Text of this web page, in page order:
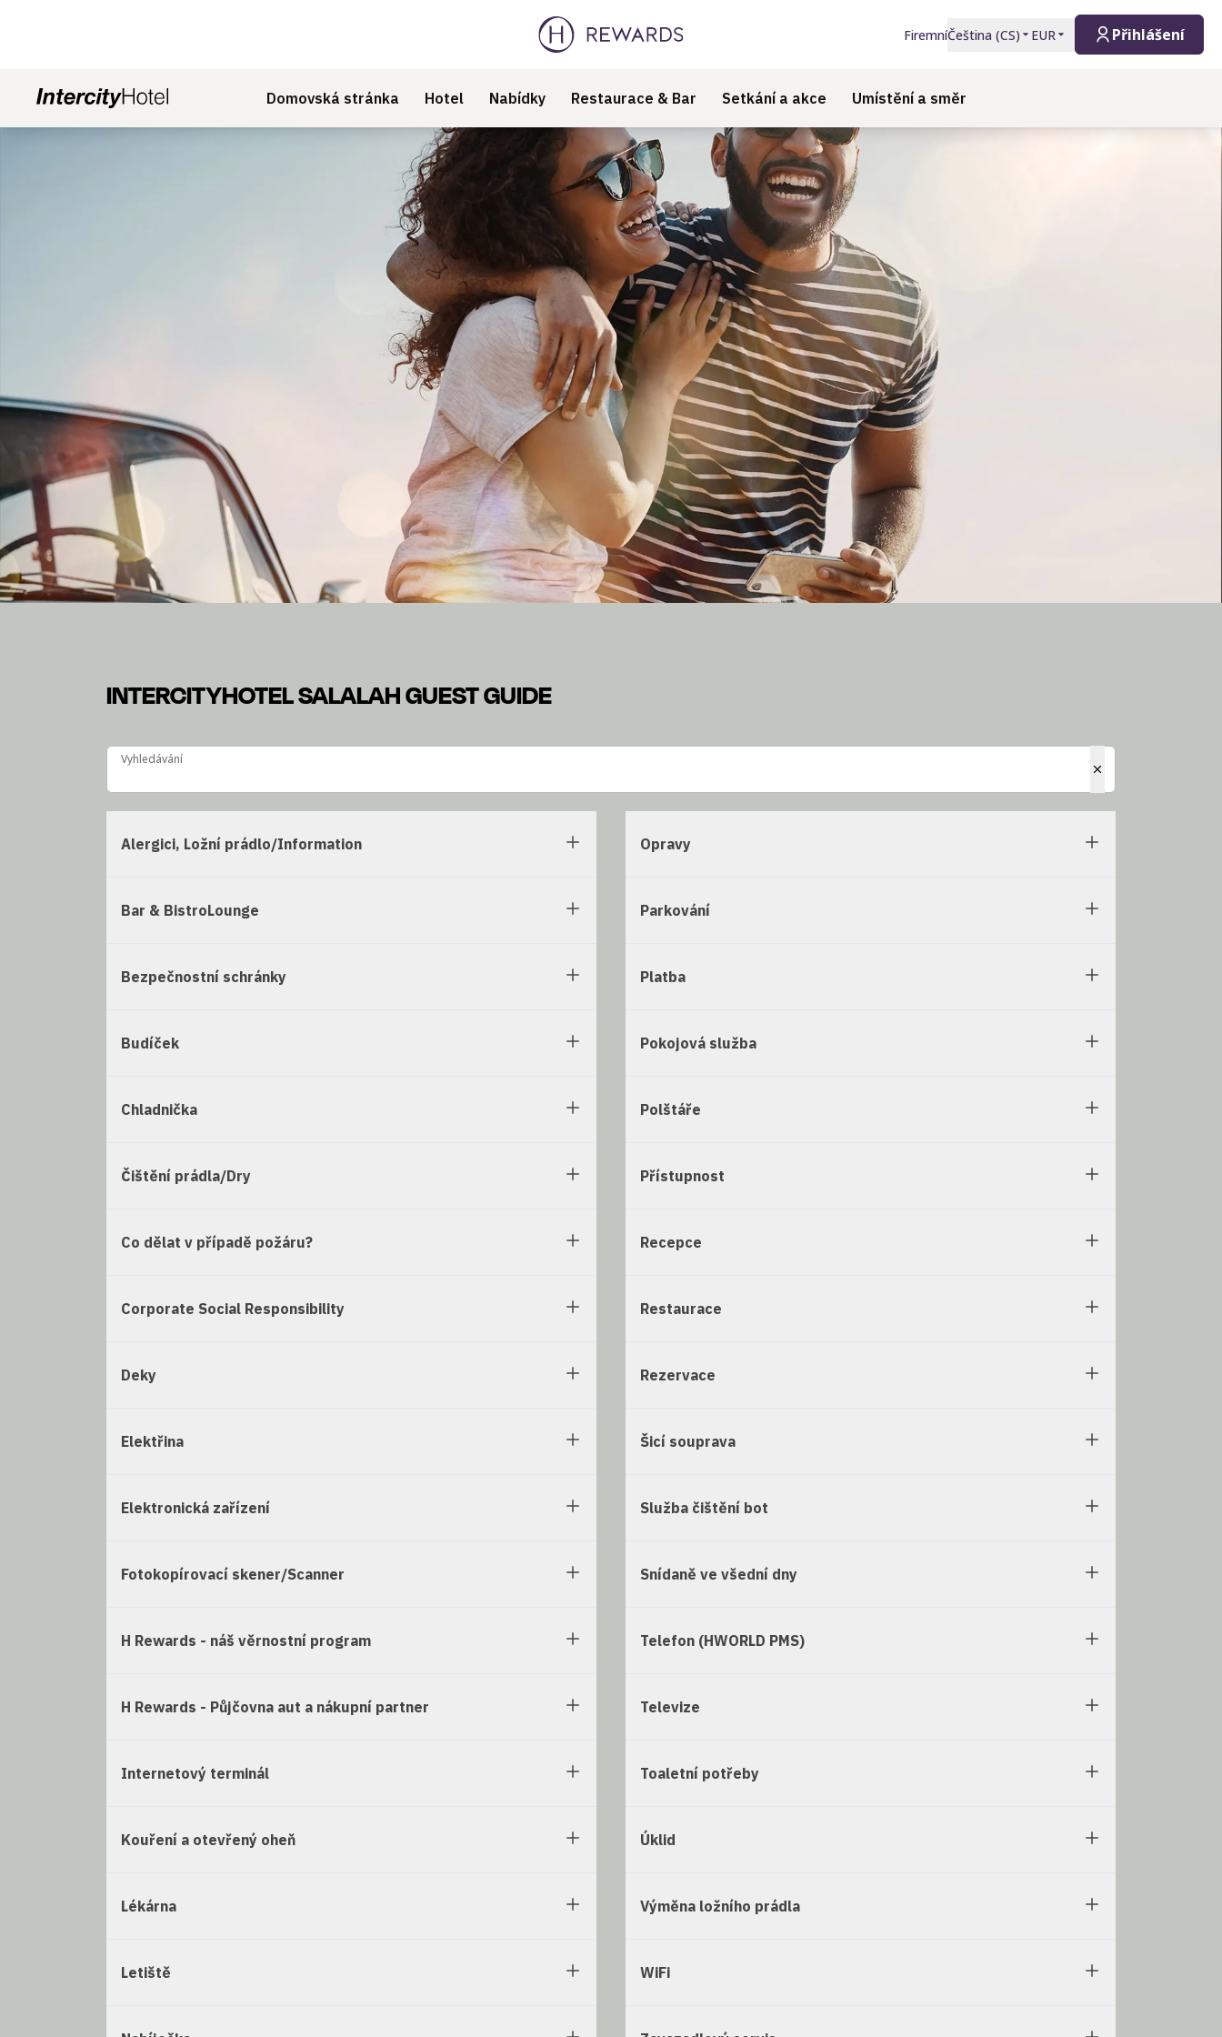
FiremníČeština (CS) EUR Přihlášení
Domovská stránka Hotel Nabídky Restaurace & Bar Setkání a akce Umístění a směr
Na našich stránkách Guest Guide najdete řadu informací týkajících se vašeho pobytu v jednom z našich hotelů. H Rewards Hotely.
INTERCITYHOTEL SALALAH GUEST GUIDE
Vyhledávání
Vyhledávání
Alergici, Ložní prádlo/Information
Bar & BistroLounge
Bezpečnostní schránky
Budíček
Chladnička
Čištění prádla/Dry
Co dělat v případě požáru?
Corporate Social Responsibility
Deky
Elektřina
Elektronická zařízení
Fotokopírovací skener/Scanner
H Rewards - náš věrnostní program
H Rewards - Půjčovna aut a nákupní partner
Internetový terminál
Kouření a otevřený oheň
Lékárna
Letiště
Opravy
Parkování
Platba
Pokojová služba
Polštáře
Přístupnost
Recepce
Restaurace
Rezervace
Šicí souprava
Služba čištění bot
Snídaně ve všední dny
Telefon (HWORLD PMS)
Televize
Toaletní potřeby
Úklid
Výměna ložního prádla
WiFi